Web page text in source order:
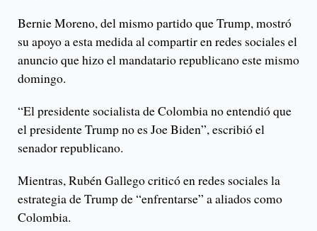
Bernie Moreno, del mismo partido que Trump, mostró
su apoyo a esta medida al compartir en redes sociales el
anuncio que hizo el mandatario republicano este mismo
domingo.
“El presidente socialista de Colombia no entendió que
el presidente Trump no es Joe Biden”, escribió el
senador republicano.
Mientras, Rubén Gallego criticó en redes sociales la
estrategia de Trump de “enfrentarse” a aliados como
Colombia.